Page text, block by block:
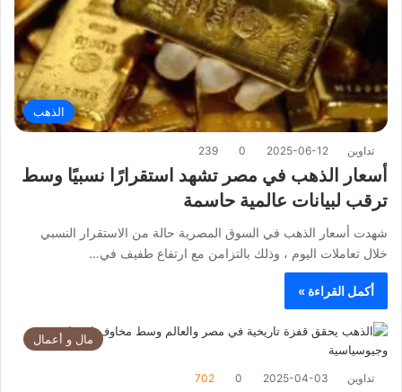
الذهب
تداوين 2025-06-12
0
239
أسعار الذهب في مصر تشهد استقرارًا نسبيًا وسط
ترقب لبيانات عالمية حاسمة
شهدت أسعار الذهب في السوق المصرية حالة من الاستقرار النسبي
خلال تعاملات اليوم ، وذلك بالتزامن مع ارتفاع طفيف في…
أكمل القراءة »
مال و أعمال
تداوين 2025-04-03
0
702